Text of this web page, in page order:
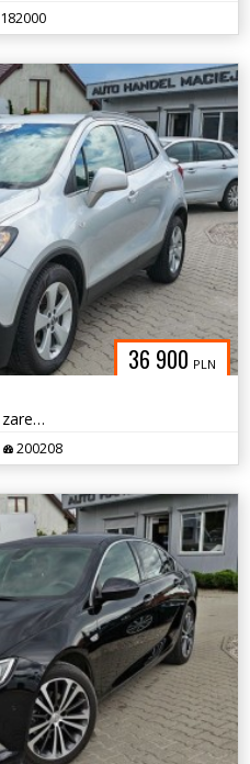
182000
36 900 PLN
Bezwypadkowy, sprowadzony, zarejestrowany
200208